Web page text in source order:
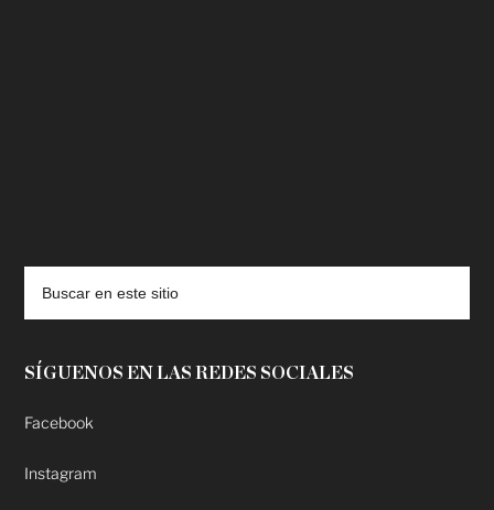
SÍGUENOS EN LAS REDES SOCIALES
Facebook
Instagram